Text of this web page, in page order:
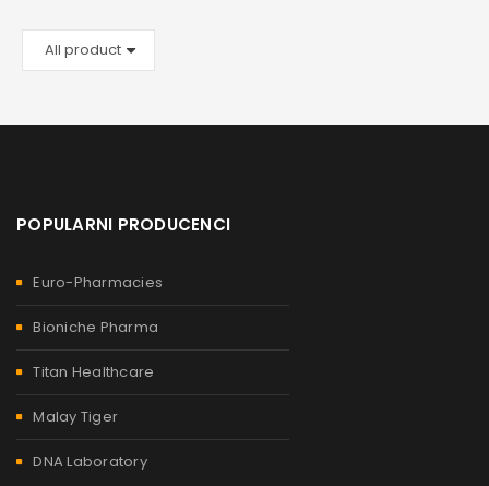
POPULARNI PRODUCENCI
Euro-Pharmacies
Bioniche Pharma
Titan Healthcare
Malay Tiger
DNA Laboratory